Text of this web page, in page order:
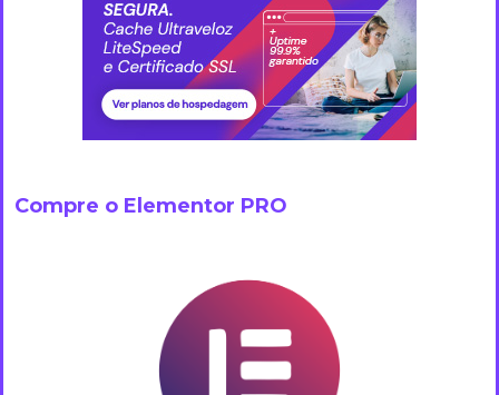
Compre o Elementor PRO